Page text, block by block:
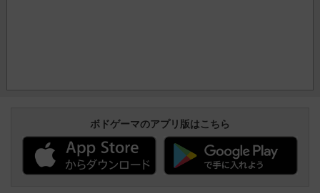
ボドゲーマのアプリ版はこちら